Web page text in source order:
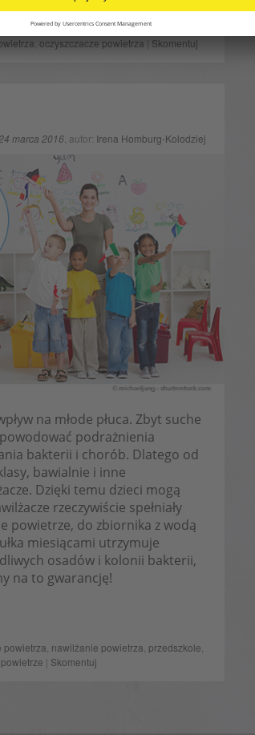
oczyszczacze powietrza Skomentuj
marca 2016, autor: Irena Homburg-Kolodziej
na młode płuca. Zbyt suche
podrażnienia
bakterii i chorób. Dlatego od
bawialnie i inne
Dzięki temu dzieci mogą
rzeczywiście spełniały
powietrze, do zbiornika z wodą
miesiącami utrzymuje
osadów i kolonii bakterii,
na to gwarancję!
powietrza nawilżanie powietrza przedszkole
| Skomentuj